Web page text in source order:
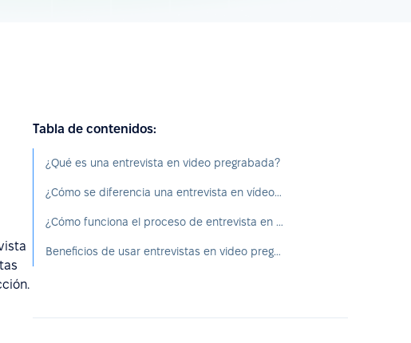
Tabla de contenidos:
¿Qué es una entrevista en video pregrabada?
¿Cómo se diferencia una entrevista en vídeo pregrabada de una entrevista en vídeo en vivo?
¿Cómo funciona el proceso de entrevista en video pregrabada?
Beneficios de usar entrevistas en video pregrabadas